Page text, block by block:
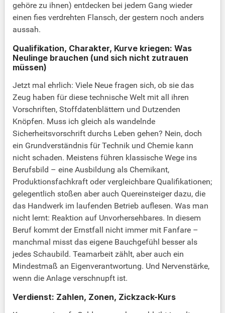
gehöre zu ihnen) entdecken bei jedem Gang wieder
einen fies verdrehten Flansch, der gestern noch anders
aussah.
Qualifikation, Charakter, Kurve kriegen: Was
Neulinge brauchen (und sich nicht zutrauen
müssen)
Jetzt mal ehrlich: Viele Neue fragen sich, ob sie das
Zeug haben für diese technische Welt mit all ihren
Vorschriften, Stoffdatenblättern und Dutzenden
Knöpfen. Muss ich gleich als wandelnde
Sicherheitsvorschrift durchs Leben gehen? Nein, doch
ein Grundverständnis für Technik und Chemie kann
nicht schaden. Meistens führen klassische Wege ins
Berufsbild – eine Ausbildung als Chemikant,
Produktionsfachkraft oder vergleichbare Qualifikationen;
gelegentlich stoßen aber auch Quereinsteiger dazu, die
das Handwerk im laufenden Betrieb auflesen. Was man
nicht lernt: Reaktion auf Unvorhersehbares. In diesem
Beruf kommt der Ernstfall nicht immer mit Fanfare –
manchmal misst das eigene Bauchgefühl besser als
jedes Schaubild. Teamarbeit zählt, aber auch ein
Mindestmaß an Eigenverantwortung. Und Nervenstärke,
wenn die Anlage verschnupft ist.
Verdienst: Zahlen, Zonen, Zickzack-Kurs